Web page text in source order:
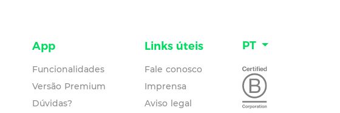
App
Funcionalidades
Versão Premium
Dúvidas?
Links úteis
Fale conosco
Imprensa
Aviso legal
PT